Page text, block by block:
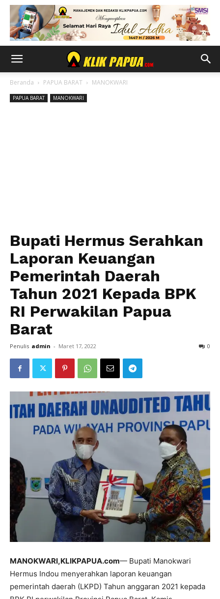
Beranda PAPUA BARAT MANOKWARI
PAPUA BARAT MANOKWARI
Bupati Hermus Serahkan
Laporan Keuangan
Pemerintah Daerah
Tahun 2021 Kepada BPK
RI Perwakilan Papua
Barat
Penulis admin - Maret 17, 2022 0
MANOKWARI,KLIKPAPUA.com— Bupati Manokwari
Hermus Indou menyerahkan laporan keuangan
pemerintah daerah (LKPD) Tahun anggaran 2021 kepada